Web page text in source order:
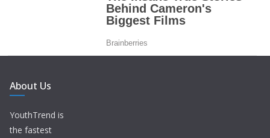
About Us
YouthTrend is
the fastest